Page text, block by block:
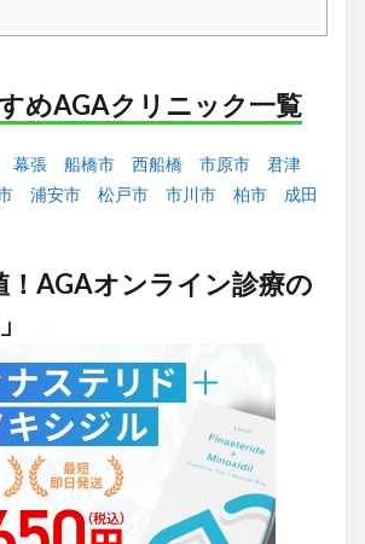
めAGAクリニック一覧
幕張 船橋市 西船橋 市原市
君津
浦安市 松戸市 市川市 柏市
成田
AGAオンライン診療の